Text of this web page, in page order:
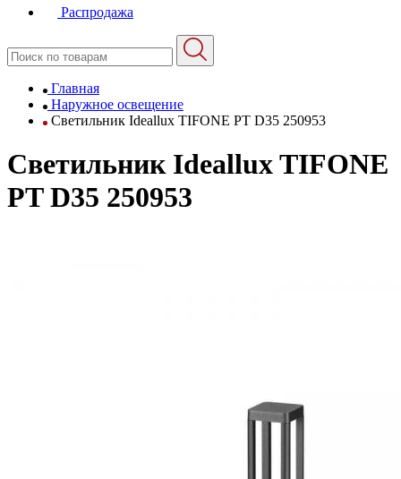
Распродажа
Главная
Наружное освещение
Светильник Ideallux TIFONE PT D35 250953
Светильник Ideallux TIFONE
PT D35 250953